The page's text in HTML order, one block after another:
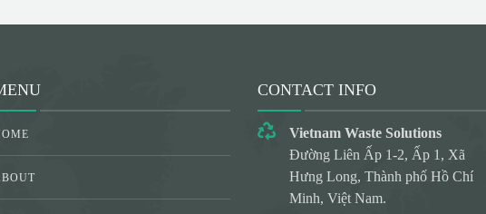
CONTACT INFO
Vietnam Waste Solutions
Đường Liên Ấp 1-2, Ấp 1, Xã
Hưng Long, Thành phố Hồ Chí
Minh, Việt Nam.